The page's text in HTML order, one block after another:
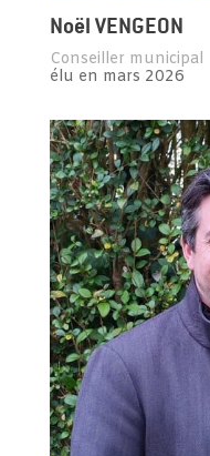
Noël VENGEON
Conseiller municipal
élu en mars 2026